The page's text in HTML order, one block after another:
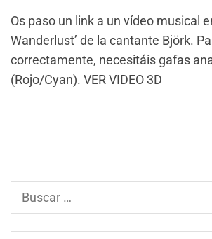
Os paso un link a un vídeo musical
Wanderlust’ de la cantante Björk.
correctamente, necesitáis gafas
(Rojo/Cyan). VER VIDEO 3D
Buscar: